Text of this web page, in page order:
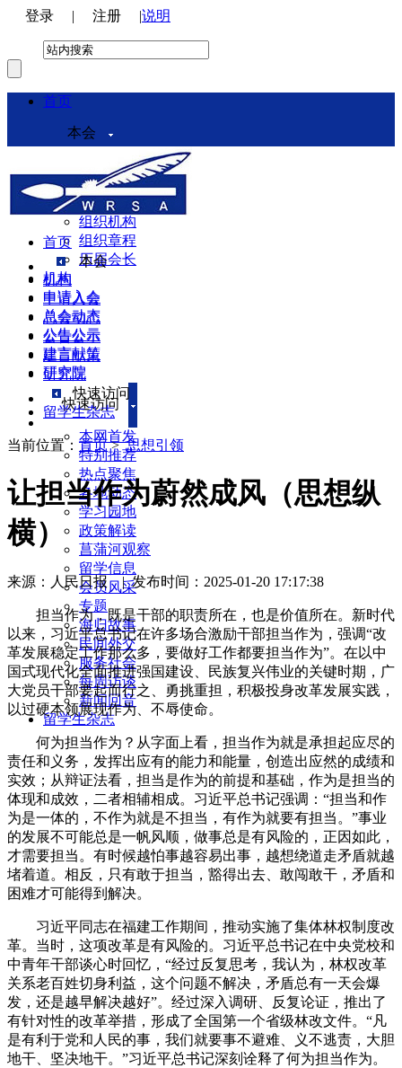
登录 | 注册 |说明
首页
本会
本会介绍
领导机构
理事会
组织机构
组织章程
历届会长
机构
申请入会
总会动态
公告公示
建言献策
研究院
快速访问
本网首发
特别推荐
热点聚焦
各地动态
学习园地
政策解读
菖蒲河观察
留学信息
会员风采
专题
海归故事
民间外交
服务社会
每周访谈
新闻回音
留学生杂志
首页
本会
机构
申请入会
总会动态
公告公示
建言献策
研究院
快速访问
留学生杂志
当前位置： 首页>思想引领
让担当作为蔚然成风（思想纵
横）
来源：人民日报 |发布时间：2025-01-20 17:17:38
担当作为，既是干部的职责所在，也是价值所在。新时代
以来，习近平总书记在许多场合激励干部担当作为，强调“改
革发展稳定工作那么多，要做好工作都要担当作为”。在以中
国式现代化全面推进强国建设、民族复兴伟业的关键时期，广
大党员干部要起而行之、勇挑重担，积极投身改革发展实践，
以过硬本领展现作为、不辱使命。
何为担当作为？从字面上看，担当作为就是承担起应尽的
责任和义务，发挥出应有的能力和能量，创造出应然的成绩和
实效；从辩证法看，担当是作为的前提和基础，作为是担当的
体现和成效，二者相辅相成。习近平总书记强调：“担当和作
为是一体的，不作为就是不担当，有作为就要有担当。”事业
的发展不可能总是一帆风顺，做事总是有风险的，正因如此，
才需要担当。有时候越怕事越容易出事，越想绕道走矛盾就越
堵着道。相反，只有敢于担当，豁得出去、敢闯敢干，矛盾和
困难才可能得到解决。
习近平同志在福建工作期间，推动实施了集体林权制度改
革。当时，这项改革是有风险的。习近平总书记在中央党校和
中青年干部谈心时回忆，“经过反复思考，我认为，林权改革
关系老百姓切身利益，这个问题不解决，矛盾总有一天会爆
发，还是越早解决越好”。经过深入调研、反复论证，推出了
有针对性的改革举措，形成了全国第一个省级林改文件。“凡
是有利于党和人民的事，我们就要事不避难、义不逃责，大胆
地干、坚决地干。”习近平总书记深刻诠释了何为担当作为。